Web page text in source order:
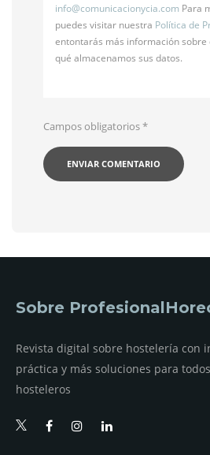
info@comunicacionycia.com Para
puedes visitar nuestra Política de
entontarás más información sobre
qué almacenamos sus datos.
Campos obligatorios*
Sobre
Revista digital sobre hostelería con
práctica y más soluciones para
hosteleros